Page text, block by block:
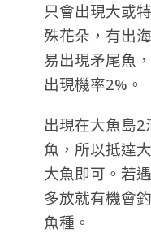
只會出現大或
殊花朵，有出
易出現矛尾魚
出現機率2%。
出現在大魚島
魚，所以抵達
大魚即可。若
多放就有機會
魚種。